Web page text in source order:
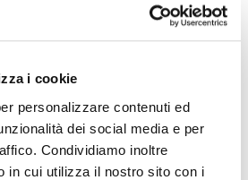
i cookie
personalizzare contenuti ed
dei social media e per
Condividiamo inoltre
in cui utilizza il nostro sito con i
che unisce ciclismo, solidarietà e
si sono susseguite e si
dedicano uno spazio alle cure
sito dedicato ci sonotutte le tappe
gran parte della Penisola. Quelle
sovrapporsi all’eventoBimbimbici